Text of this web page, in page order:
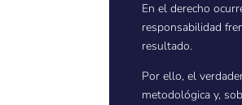
En el derecho
responsabilidad
resultado.
Por ello, el
metodológica y,